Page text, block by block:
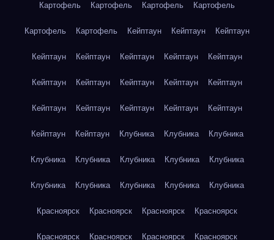
Картофель Картофель Картофель Картофель
Картофель Картофель Кейптаун Кейптаун Кейптаун
Кейптаун Кейптаун Кейптаун Кейптаун Кейптаун
Кейптаун Кейптаун Кейптаун Кейптаун Кейптаун
Кейптаун Кейптаун Кейптаун Кейптаун Кейптаун
Кейптаун Кейптаун Клубника Клубника Клубника
Клубника Клубника Клубника Клубника Клубника
Клубника Клубника Клубника Клубника Клубника
Красноярск Красноярск Красноярск Красноярск
Красноярск Красноярск Красноярск Красноярск